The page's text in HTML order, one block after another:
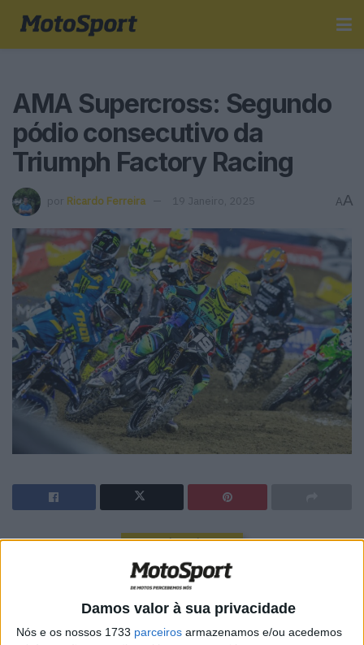
Damos valor à sua privacidade
Nós e os nossos 1733 parceiros armazenamos e/ou acedemos
AMA Supercross: Segundo
pódio consecutivo da
Triumph Factory Racing
por Ricardo Ferreira 19 Janeiro, 2025 AA
🔊 Ouvir artigo
Jordon Smith, da Triumph Factory Racing, continuou o seu
garantindo o seu segundo pódio consecutivo na 250SX
Oeste na segunda ronda, realizada no cénico Snapdragon